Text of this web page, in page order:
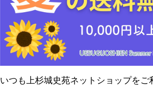
いつも上杉城史苑ネットショップをご